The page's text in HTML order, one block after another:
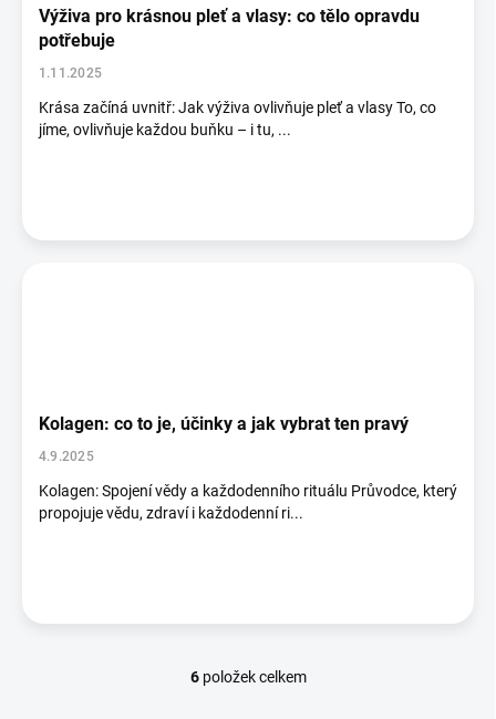
Výživa pro krásnou pleť a vlasy: co tělo opravdu
potřebuje
1.11.2025
Krása začíná uvnitř: Jak výživa ovlivňuje pleť a vlasy To, co
jíme, ovlivňuje každou buňku – i tu, ...
Kolagen: co to je, účinky a jak vybrat ten pravý
4.9.2025
Kolagen: Spojení vědy a každodenního rituálu Průvodce, který
propojuje vědu, zdraví i každodenní ri...
O
6položek celkem